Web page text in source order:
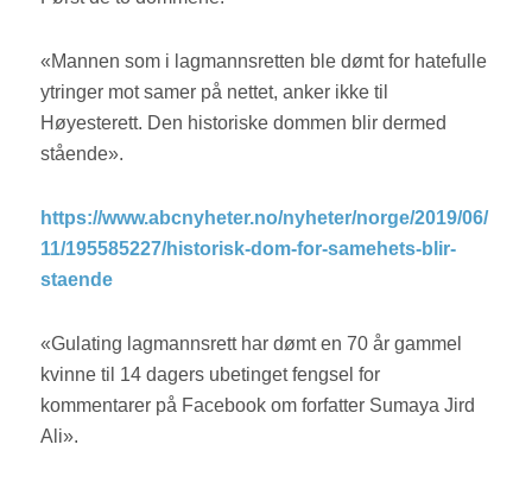
«Mannen som i lagmannsretten ble dømt for hatefulle
ytringer mot samer på nettet, anker ikke til
Høyesterett. Den historiske dommen blir dermed
stående».
https://www.abcnyheter.no/nyheter/norge/2019/06/
11/195585227/historisk-dom-for-samehets-blir-
staende
«Gulating lagmannsrett har dømt en 70 år gammel
kvinne til 14 dagers ubetinget fengsel for
kommentarer på Facebook om forfatter Sumaya Jird
Ali».